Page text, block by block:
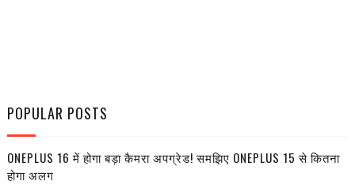
POPULAR POSTS
ONEPLUS 16 में होगा बड़ा कैमरा अपग्रेड! समझिए ONEPLUS 15 से कितना
होगा अलग